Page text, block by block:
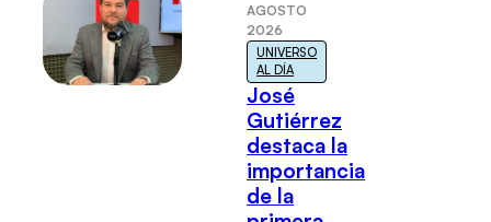
AGOSTO
2026
UNIVERSO
AL DÍA
José
Gutiérrez
destaca la
importancia
de la